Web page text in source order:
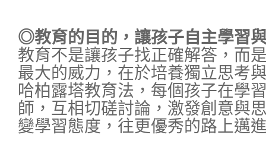
◎教育的目的，讓孩子自主學習
教育不是讓孩子找正確解答，而
最大的威力，在於培養獨立思考
哈柏露塔教育法，每個孩子在學
師，互相切磋討論，激發創意與
變學習態度，往更優秀的路上邁